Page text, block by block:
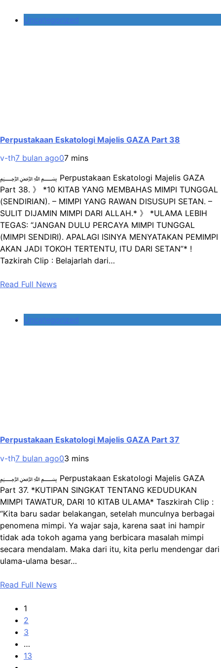
Uncategorized
Perpustakaan Eskatologi Majelis GAZA Part 38
v-th7 bulan ago07 mins
﷽ Perpustakaan Eskatologi Majelis GAZA
Part 38. 》 *10 KITAB YANG MEMBAHAS MIMPI TUNGGAL
(SENDIRIAN). – MIMPI YANG RAWAN DISUSUPI SETAN. –
SULIT DIJAMIN MIMPI DARI ALLAH.* 》 *ULAMA LEBIH
TEGAS: “JANGAN DULU PERCAYA MIMPI TUNGGAL
(MIMPI SENDIRI). APALAGI ISINYA MENYATAKAN PEMIMPI
AKAN JADI TOKOH TERTENTU, ITU DARI SETAN”* !
Tazkirah Clip : Belajarlah dari…
Read Full News
Uncategorized
Perpustakaan Eskatologi Majelis GAZA Part 37
v-th7 bulan ago03 mins
﷽ Perpustakaan Eskatologi Majelis GAZA
Part 37. *KUTIPAN SINGKAT TENTANG KEDUDUKAN
MIMPI TAWATUR, DARI 10 KITAB ULAMA* Taszkirah Clip :
“Kita baru sadar belakangan, setelah munculnya berbagai
penomena mimpi. Ya wajar saja, karena saat ini hampir
tidak ada tokoh agama yang berbicara masalah mimpi
secara mendalam. Maka dari itu, kita perlu mendengar dari
ulama-ulama besar…
Read Full News
1
2
3
…
13